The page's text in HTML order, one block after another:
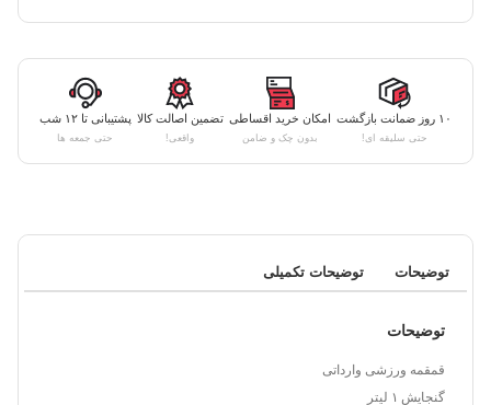
۱۰ روز ضمانت بازگشت
حتی سلیقه ای!
امکان خرید اقساطی
بدون چک و ضامن
تضمین اصالت کالا
واقعی!
پشتیبانی تا ۱۲ شب
حتی جمعه ها
توضیحات توضیحات تکمیلی
توضیحات
قمقمه ورزشی وارداتی
گنجایش ۱ لیتر